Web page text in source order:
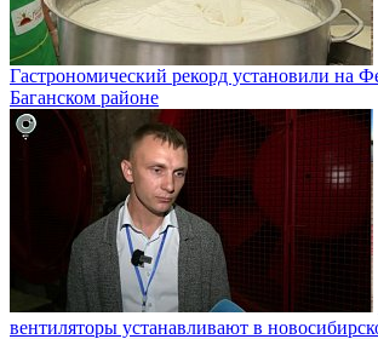
Гастрономический рекорд установили на
Баганском районе
вентиляторы устанавливают в